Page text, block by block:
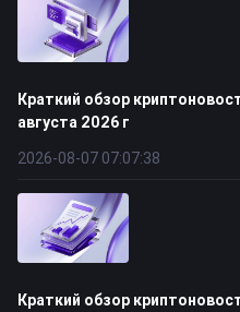
Краткий обзор
августа 2026 г
2026-08-07 07:07:38
Краткий обзор